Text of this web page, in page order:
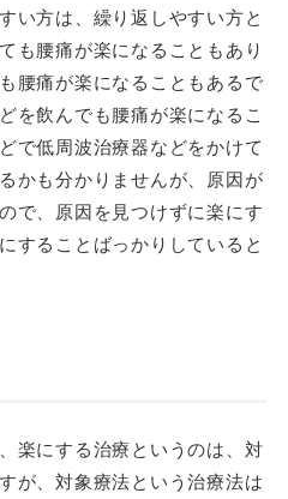
い方は、繰り返しやすい方と
も腰痛が楽になることもあり
腰痛が楽になることもあるで
を飲んでも腰痛が楽になるこ
で低周波治療器などをかけて
かも分かりませんが、原因が
で、原因を見つけずに楽にす
することばっかりしていると
楽にする治療というのは、対
が、対象療法という治療法は